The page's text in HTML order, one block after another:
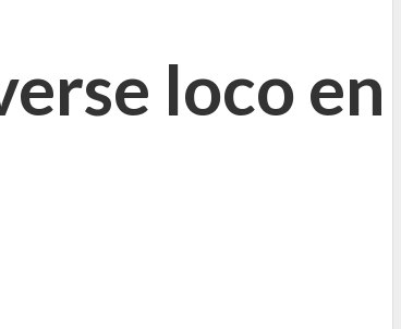
loco en